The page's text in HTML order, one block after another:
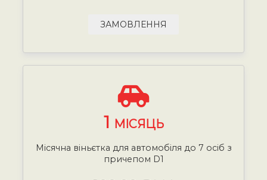
ЗАМОВЛЕННЯ
1 МІСЯЦЬ
Місячна віньєтка для автомобіля до 7 осіб з
причепом D1